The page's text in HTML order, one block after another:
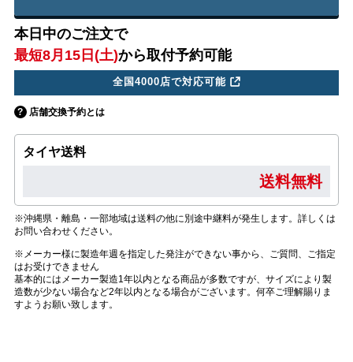
本日中のご注文で
最短8月15日(土)から取付予約可能
全国4000店で対応可能
店舗交換予約とは
タイヤ送料
送料無料
※沖縄県・離島・一部地域は送料の他に別途中継料が発生します。詳しくは
お問い合わせください。
※メーカー様に製造年週を指定した発注ができない事から、ご質問、ご指定
はお受けできません
基本的にはメーカー製造1年以内となる商品が多数ですが、サイズにより製
造数が少ない場合など2年以内となる場合がございます。何卒ご理解賜りま
すようお願い致します。